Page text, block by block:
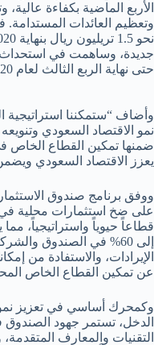
الأربع الماضية بكفاءة
وتعظيم العائدات
حتى نهاية الربع الثالث لعام 2020.”
نمو الاقتصاد السعودي
ضمنها تمكين القطاع الخاص
يعزز الاقتصاد السعودي
قطاعاً حيوياً واستراتيجياً،
إلى 60% في الصندوق
الإيرادات، والاستفادة من
عن تمكين القطاع الخاص
وكمحرك أساسي في تعزيز نمو
الدخل، تستمر جهود
التقنيات والمعارف المتقدمة،